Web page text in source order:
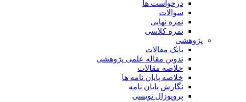
درخواست ها
سوالات
نمره نهایی
نمره کلاسی
پژوهشی
بانک مقالات
تدوین مقاله علمی پژوهشی
خلاصه مقالات
خلاصه پایان نامه ها
نگارش پایان نامه
پروپوزال نویسی